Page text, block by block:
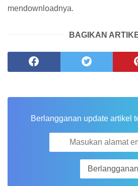
mendownloadnya.
BAGIKAN
Berlangganan update artikel